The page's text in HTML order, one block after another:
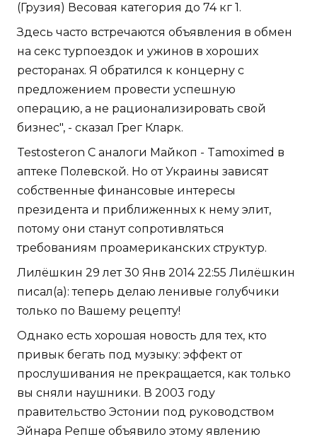
(Грузия) Весовая категория до 74 кг 1.
Здесь часто встречаются объявления в обмен
на секс турпоездок и ужинов в хороших
ресторанах. Я обратился к концерну с
предложением провести успешную
операцию, а не рационализировать свой
бизнес", - сказал Грег Кларк.
Testosteron C аналоги Майкоп - Tamoximed в
аптеке Полевской. Но от Украины зависят
собственные финансовые интересы
президента и приближенных к нему элит,
потому они станут сопротивляться
требованиям проамериканских структур.
Лилёшкин 29 лет 30 Янв 2014 22:55 Лилёшкин
писал(а): теперь делаю ленивые голубчики
только по Вашему рецепту!
Однако есть хорошая новость для тех, кто
привык бегать под музыку: эффект от
прослушивания не прекращается, как только
вы сняли наушники. В 2003 году
правительство Эстонии под руководством
Эйнара Репше объявило этому явлению